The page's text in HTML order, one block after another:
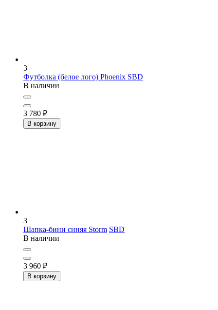
3
Футболка (белое лого) Phoenix SBD
В наличии
3 780 ₽
В корзину
3
Шапка-бини синяя Storm SBD
В наличии
3 960 ₽
В корзину